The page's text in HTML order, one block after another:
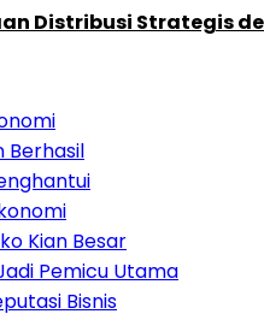
Distribusi Strategis
Berhasil
Kian Besar
Pemicu Utama
Bisnis